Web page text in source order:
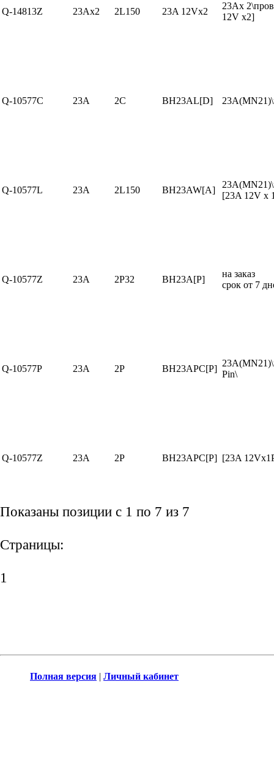
Q-14813Z 23Ax2 2L150 23A 12Vx2
23Ax
12V x2]
Q-10577C 23A 2C BH23AL[D]
Q-10577L 23A 2L150 BH23AW[A]
[23A 12V x
Q-10577Z 23A 2P32 BH23A[P]
на заказ
срок от 7
Q-10577P 23A 2P BH23APC[P]
Pin\
Q-10577Z 23A 2P BH23APC[P] [23A
Показаны позиции с 1 по 7 из 7
Страницы:
1
Полная версия | Личный кабинет